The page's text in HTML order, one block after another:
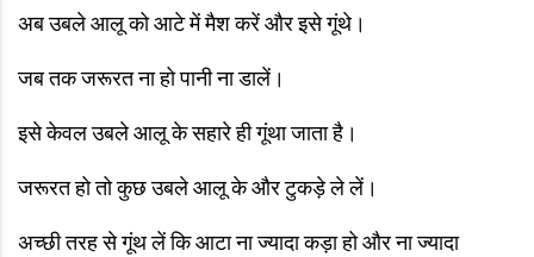
अब उबले आलू को आटे में मैश करें और इसे गूंथे।
जब तक जरूरत ना हो पानी ना डालें।
इसे केवल उबले आलू के सहारे ही गूंथा जाता है।
जरूरत हो तो कुछ उबले आलू के और टुकड़े ले लें।
अच्छी तरह से गूंथ लें कि आटा ना ज्यादा कड़ा हो और ना ज्यादा